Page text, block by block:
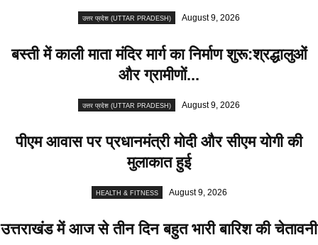
उत्तर प्रदेश (UTTAR PRADESH) August 9, 2026
बस्ती में काली माता मंदिर मार्ग का निर्माण शुरू:श्रद्धालुओं
और ग्रामीणों...
उत्तर प्रदेश (UTTAR PRADESH) August 9, 2026
पीएम आवास पर प्रधानमंत्री मोदी और सीएम योगी की
मुलाकात हुई
HEALTH & FITNESS August 9, 2026
उत्तराखंड में आज से तीन दिन बहुत भारी बारिश की चेतावनी